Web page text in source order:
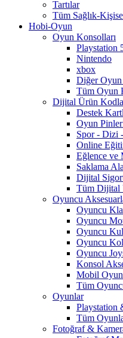
Tartılar
Tüm Sağlık-
Hobi-Oyun
Oyun Konsolları
Playstation
Nintendo
xbox
Diğer Oyun
Tüm Oyun
Dijital Ürün
Destek
Oyun
Spor - Dizi
Online
Eğlence ve
Saklama
Dijital
Tüm Dijital
Oyuncu
Oyuncu
Oyuncu
Oyuncu
Oyuncu
Oyuncu
Konsol
Mobil Oyun
Tüm
Oyunlar
Playstation
Tüm
Fotoğraf &